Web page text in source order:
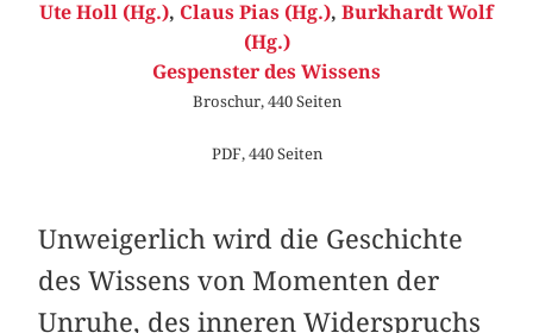
Ute Holl (Hg.), Claus Pias (Hg.), Burkhardt Wolf
(Hg.)
Gespenster des Wissens
Broschur, 440 Seiten
PDF, 440 Seiten
Unweigerlich wird die Geschichte
des Wissens von Momenten der
Unruhe, des inneren Widerspruchs